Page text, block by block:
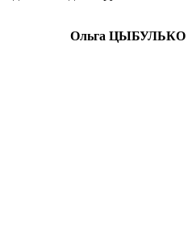
Ольга ЦЫБУЛЬКО